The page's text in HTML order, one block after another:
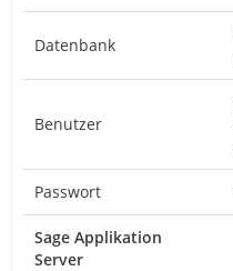
Datenbank
Benutzer
Passwort
Sage Applikation
Server